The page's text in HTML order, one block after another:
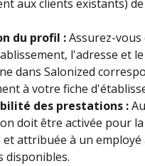
aux clients existants)
du profil : Assurez-vous
l'adresse et
dans Salonized
à votre fiche
des prestations :
doit être activée pour
attribuée à un employé
disponibles.